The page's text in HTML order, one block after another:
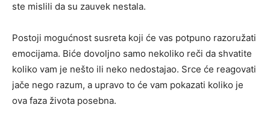
ste mislili da su zauvek nestala.
Postoji mogućnost susreta koji će vas potpuno razoružati
emocijama. Biće dovoljno samo nekoliko reči da shvatite
koliko vam je nešto ili neko nedostajao. Srce će reagovati
jače nego razum, a upravo to će vam pokazati koliko je
ova faza života posebna.